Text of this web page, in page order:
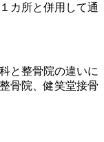
カ所と併用して通
と整骨院の違いに
骨院、健笑堂接骨